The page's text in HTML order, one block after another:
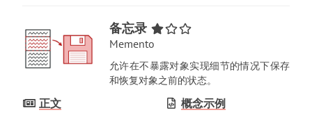
备忘录
Memento
允许在不暴露对象实现细节的情况下保存
和恢复对象之前的状态。
正文
概念示例